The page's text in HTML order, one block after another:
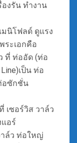
องรัน ทำงาน
มนิโฟลด์ ดูแรง
ระเอกคือ
ที่ ท่ออัด (ท่อ
เป็น ท่อ
อซักชั่น
เซอร์วิส วาล์ว
อร์
าล์ว ท่อใหญ่